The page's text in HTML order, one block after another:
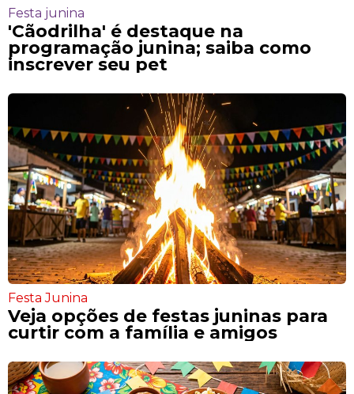
Festa junina
'Cãodrilha' é destaque na
programação junina; saiba como
inscrever seu pet
Festa Junina
Veja opções de festas juninas para
curtir com a família e amigos